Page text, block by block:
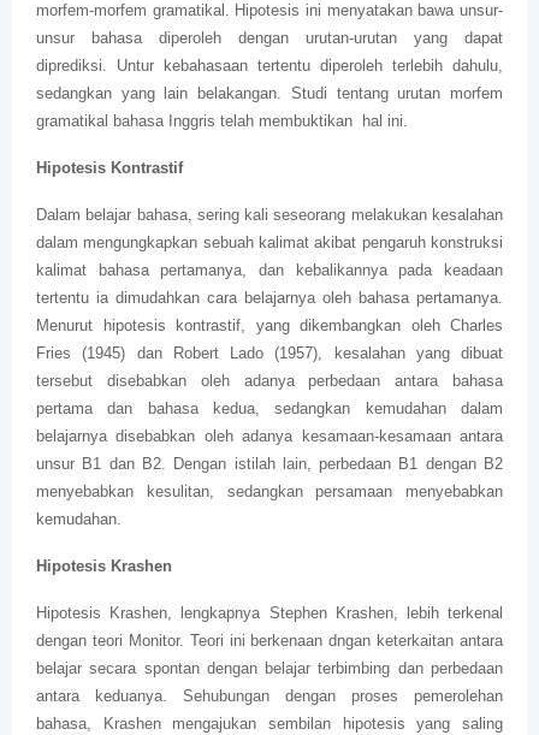
morfem-morfem gramatikal. Hipotesis ini menyatakan bawa unsur-
unsur bahasa diperoleh dengan urutan-urutan yang dapat
diprediksi. Untur kebahasaan tertentu diperoleh terlebih dahulu,
sedangkan yang lain belakangan. Studi tentang urutan morfem
gramatikal bahasa Inggris telah membuktikan
hal ini.
Hipotesis Kontrastif
Dalam belajar bahasa, sering kali seseorang melakukan kesalahan
dalam mengungkapkan sebuah kalimat akibat pengaruh konstruksi
kalimat bahasa pertamanya, dan kebalikannya pada keadaan
tertentu ia dimudahkan cara belajarnya oleh bahasa pertamanya.
Menurut hipotesis kontrastif, yang dikembangkan oleh Charles
Fries (1945) dan Robert Lado (1957), kesalahan yang dibuat
tersebut disebabkan oleh adanya perbedaan antara bahasa
pertama dan bahasa kedua, sedangkan kemudahan dalam
belajarnya disebabkan oleh adanya kesamaan-kesamaan antara
unsur B1 dan B2. Dengan istilah lain, perbedaan B1 dengan B2
menyebabkan kesulitan, sedangkan persamaan menyebabkan
kemudahan.
Hipotesis Krashen
Hipotesis Krashen, lengkapnya Stephen Krashen, lebih terkenal
dengan teori Monitor. Teori ini berkenaan dngan keterkaitan antara
belajar secara spontan dengan belajar terbimbing dan perbedaan
antara keduanya. Sehubungan dengan proses pemerolehan
bahasa, Krashen mengajukan sembilan hipotesis yang saling